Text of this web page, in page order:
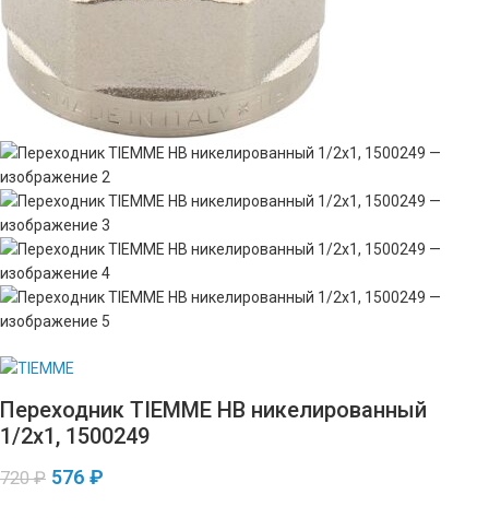
Переходник TIEMME НВ никелированный
1/2х1, 1500249
720₽ 576 ₽